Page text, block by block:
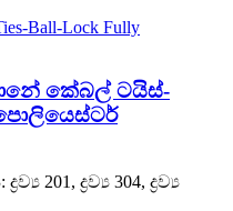
කේබල් ටයිස්-
201, ද්‍රව්‍ය 304, ද්‍රව්‍ය